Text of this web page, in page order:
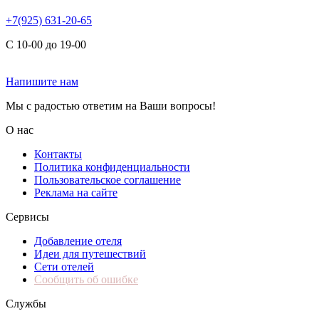
+7(925) 631-20-65
С 10-00 до 19-00
Напишите нам
Мы с радостью ответим на Ваши вопросы!
О нас
Контакты
Политика конфиденциальности
Пользовательское соглашение
Реклама на сайте
Сервисы
Добавление отеля
Идеи для путешествий
Сети отелей
Сообщить об ошибке
Службы